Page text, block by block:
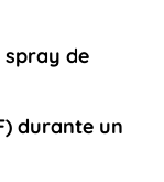
spray de
durante un